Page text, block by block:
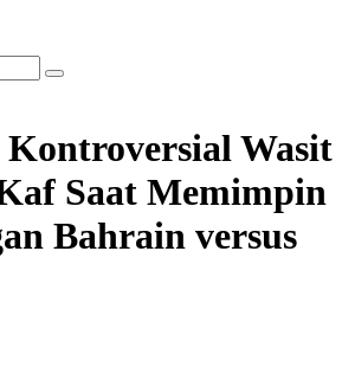
Wasit
Saat Memimpin
Bahrain versus